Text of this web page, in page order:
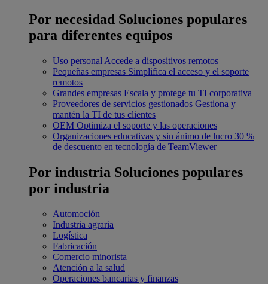
Por necesidad Soluciones populares
para diferentes equipos
Uso personal Accede a dispositivos remotos
Pequeñas empresas Simplifica el acceso y el soporte
remotos
Grandes empresas Escala y protege tu TI corporativa
Proveedores de servicios gestionados Gestiona y
mantén la TI de tus clientes
OEM Optimiza el soporte y las operaciones
Organizaciones educativas y sin ánimo de lucro 30 %
de descuento en tecnología de TeamViewer
Por industria Soluciones populares
por industria
Automoción
Industria agraria
Logística
Fabricación
Comercio minorista
Atención a la salud
Operaciones bancarias y finanzas